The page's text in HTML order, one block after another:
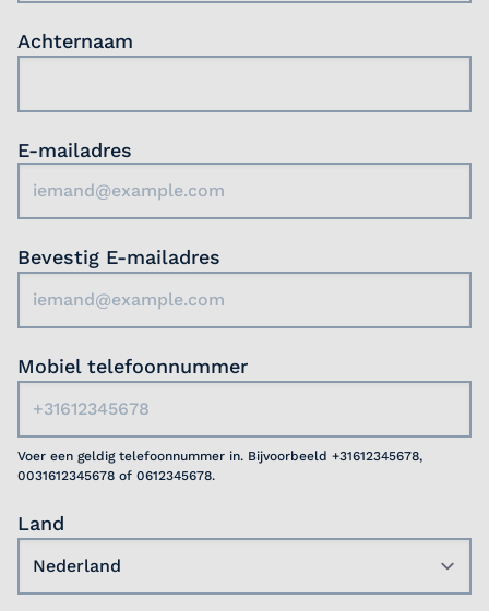
Ben jij klaar om jouw medische kennis in te
inspirerend team?
Achternaam
E-mailadres
Bevestig E-mailadres
Mobiel telefoonnummer
Voer een geldig telefoonnummer in. Bijvoorbeeld +31612345678,
0031612345678 of 0612345678.
Land